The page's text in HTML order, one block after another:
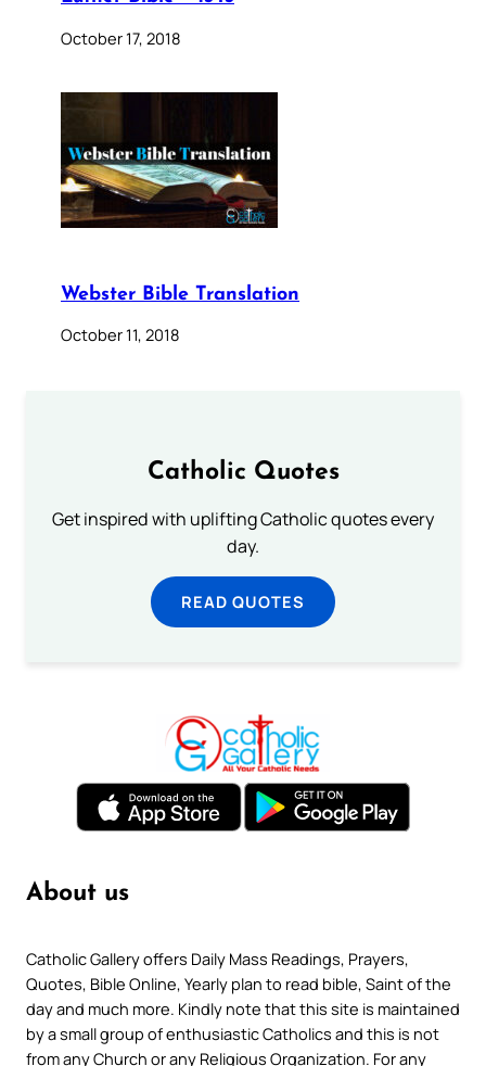
October 17, 2018
Webster Bible Translation
October 11, 2018
Catholic Quotes
Get inspired with uplifting Catholic quotes every
day.
READ QUOTES
About us
Catholic Gallery offers Daily Mass Readings, Prayers,
Quotes, Bible Online, Yearly plan to read bible, Saint of the
day and much more. Kindly note that this site is maintained
by a small group of enthusiastic Catholics and this is not
from any Church or any Religious Organization. For any